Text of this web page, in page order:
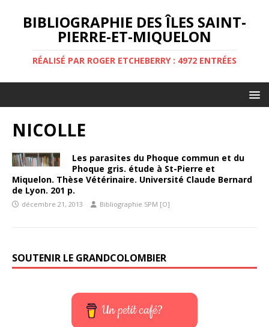
BIBLIOGRAPHIE DES ÎLES SAINT-
PIERRE-ET-MIQUELON
RÉALISÉ PAR ROGER ETCHEBERRY : 4972 ENTRÉES
NICOLLE
Les parasites du Phoque commun et du
Phoque gris. étude à St-Pierre et
Miquelon. Thèse Vétérinaire. Université Claude Bernard
de Lyon. 201 p.
décembre 21, 2013 Bibliographie SPM [O]
SOUTENIR LE GRANDCOLOMBIER
Un petit café?